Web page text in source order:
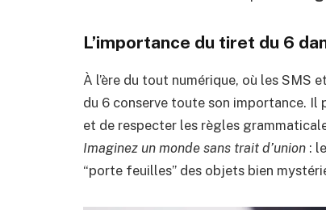
L’importance du tiret du 6
À l’ère du tout numérique, où les SMS
du 6 conserve toute son importance. Il
et de respecter les règles
Imaginez un monde sans trait d’union :
“porte feuilles” des objets bien